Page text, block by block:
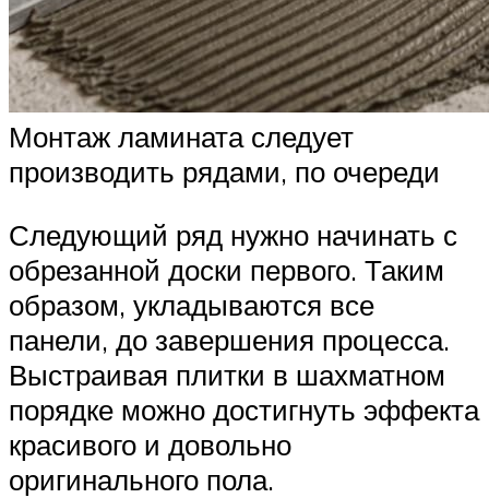
Монтаж ламината следует
производить рядами, по очереди
Следующий ряд нужно начинать с
обрезанной доски первого. Таким
образом, укладываются все
панели, до завершения процесса.
Выстраивая плитки в шахматном
порядке можно достигнуть эффекта
красивого и довольно
оригинального пола.